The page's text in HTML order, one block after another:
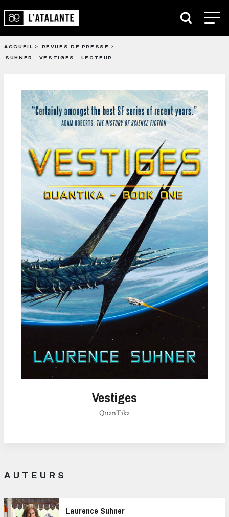
ACCUEIL
REVUES DE PRESSE
SUHNER - VESTIGES - LECTEUR
Vestiges
QuanTika
AUTEURS
Laurence Suhner